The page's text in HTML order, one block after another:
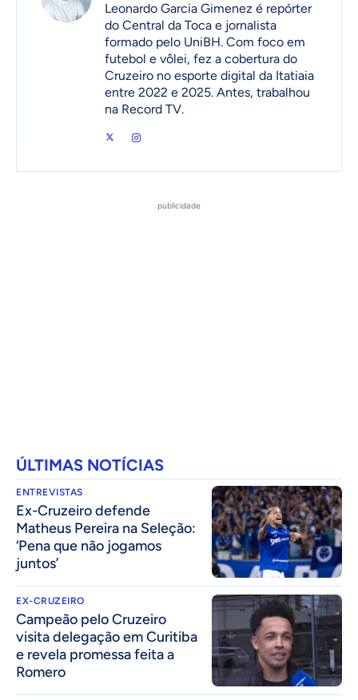
Leonardo Garcia Gimenez é repórter
do Central da Toca e jornalista
formado pelo UniBH. Com foco em
futebol e vôlei, fez a cobertura do
Cruzeiro no esporte digital da Itatiaia
entre 2022 e 2025. Antes, trabalhou
na Record TV.
publicidade
ÚLTIMAS NOTÍCIAS
ENTREVISTAS
Ex-Cruzeiro defende
Matheus Pereira na Seleção:
‘Pena que não jogamos
juntos’
EX-CRUZEIRO
Campeão pelo Cruzeiro
visita delegação em Curitiba
e revela promessa feita a
Romero